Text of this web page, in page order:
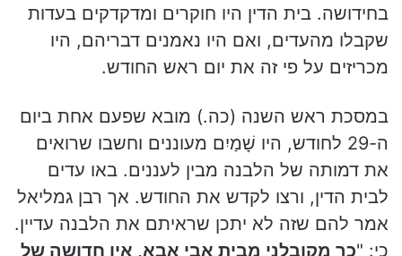
בחידושה. בית הדין היו חוקרים ומדקדקים בעדות
שקבלו מהעדים, ואם היו נאמנים דבריהם, היו
מכריזים על פי זה את יום ראש החודש.
במסכת ראש השנה (כה.) מובא שפעם אחת ביום
ה-29 לחודש, היו שָׁמַיִם מעוננים וחשבו שרואים
את דמותה של הלבנה מבין לעננים. באו עדים
לבית הדין, ורצו לקדש את החודש. אך רבן גמליאל
אמר להם שזה לא יתכן שראיתם את הלבנה עדיין.
כי: "כך מקובלני מבית אבי אבא, אין חדושה של